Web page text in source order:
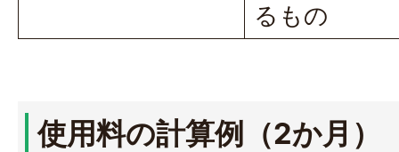
るもの
使用料の計算例（2か月）